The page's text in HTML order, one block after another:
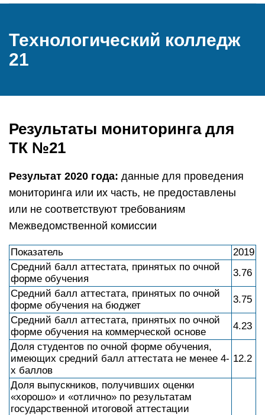
Технологический колледж
21
Результаты мониторинга для
ТК №21
Результат 2020 года: данные для проведения
мониторинга или их часть, не предоставлены
или не соответствуют требованиям
Межведомственной комиссии
Показатель
2019
Средний балл аттестата, принятых по очной
форме обучения
3.76
Средний балл аттестата, принятых по очной
форме обучения на бюджет
3.75
Средний балл аттестата, принятых по очной
форме обучения на коммерческой основе
4.23
Доля студентов по очной форме обучения,
имеющих средний балл аттестата не менее 4-
х баллов
12.2
Доля выпускников, получивших оценки
«хорошо» и «отлично» по результатам
государственной итоговой аттестации